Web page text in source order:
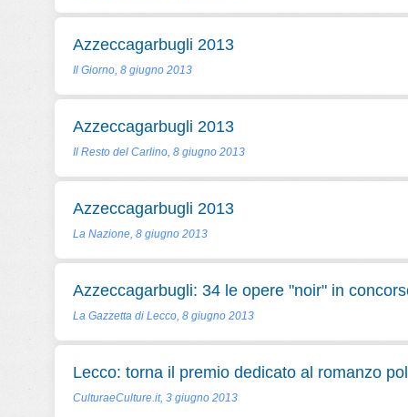
Azzeccagarbugli 2013
Il Giorno, 8 giugno 2013
Azzeccagarbugli 2013
Il Resto del Carlino, 8 giugno 2013
Azzeccagarbugli 2013
La Nazione, 8 giugno 2013
Azzeccagarbugli: 34 le opere "noir" in
La Gazzetta di Lecco, 8 giugno 2013
Lecco: torna il premio dedicato al romanzo
CulturaeCulture.it, 3 giugno 2013